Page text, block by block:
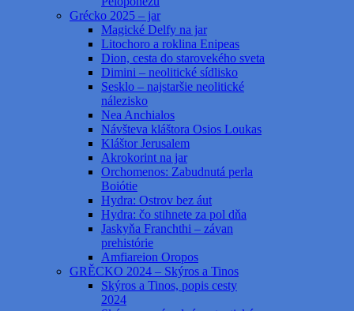
Grécko 2025 – jar
Magické Delfy na jar
Litochoro a roklina Enipeas
Dion, cesta do starovekého sveta
Dimini – neolitické sídlisko
Sesklo – najstaršie neolitické
nálezisko
Nea Anchialos
Návšteva kláštora Osios Loukas
Kláštor Jerusalem
Akrokorint na jar
Orchomenos: Zabudnutá perla
Boiótie
Hydra: Ostrov bez áut
Hydra: čo stihnete za pol dňa
Jaskyňa Franchthi – závan
prehistórie
Amfiareion Oropos
GRĚCKO 2024 – Skýros a Tinos
Skýros a Tinos, popis cesty
2024